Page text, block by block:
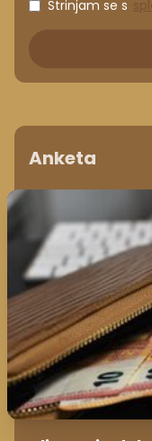
Strinjam se s
Anketa